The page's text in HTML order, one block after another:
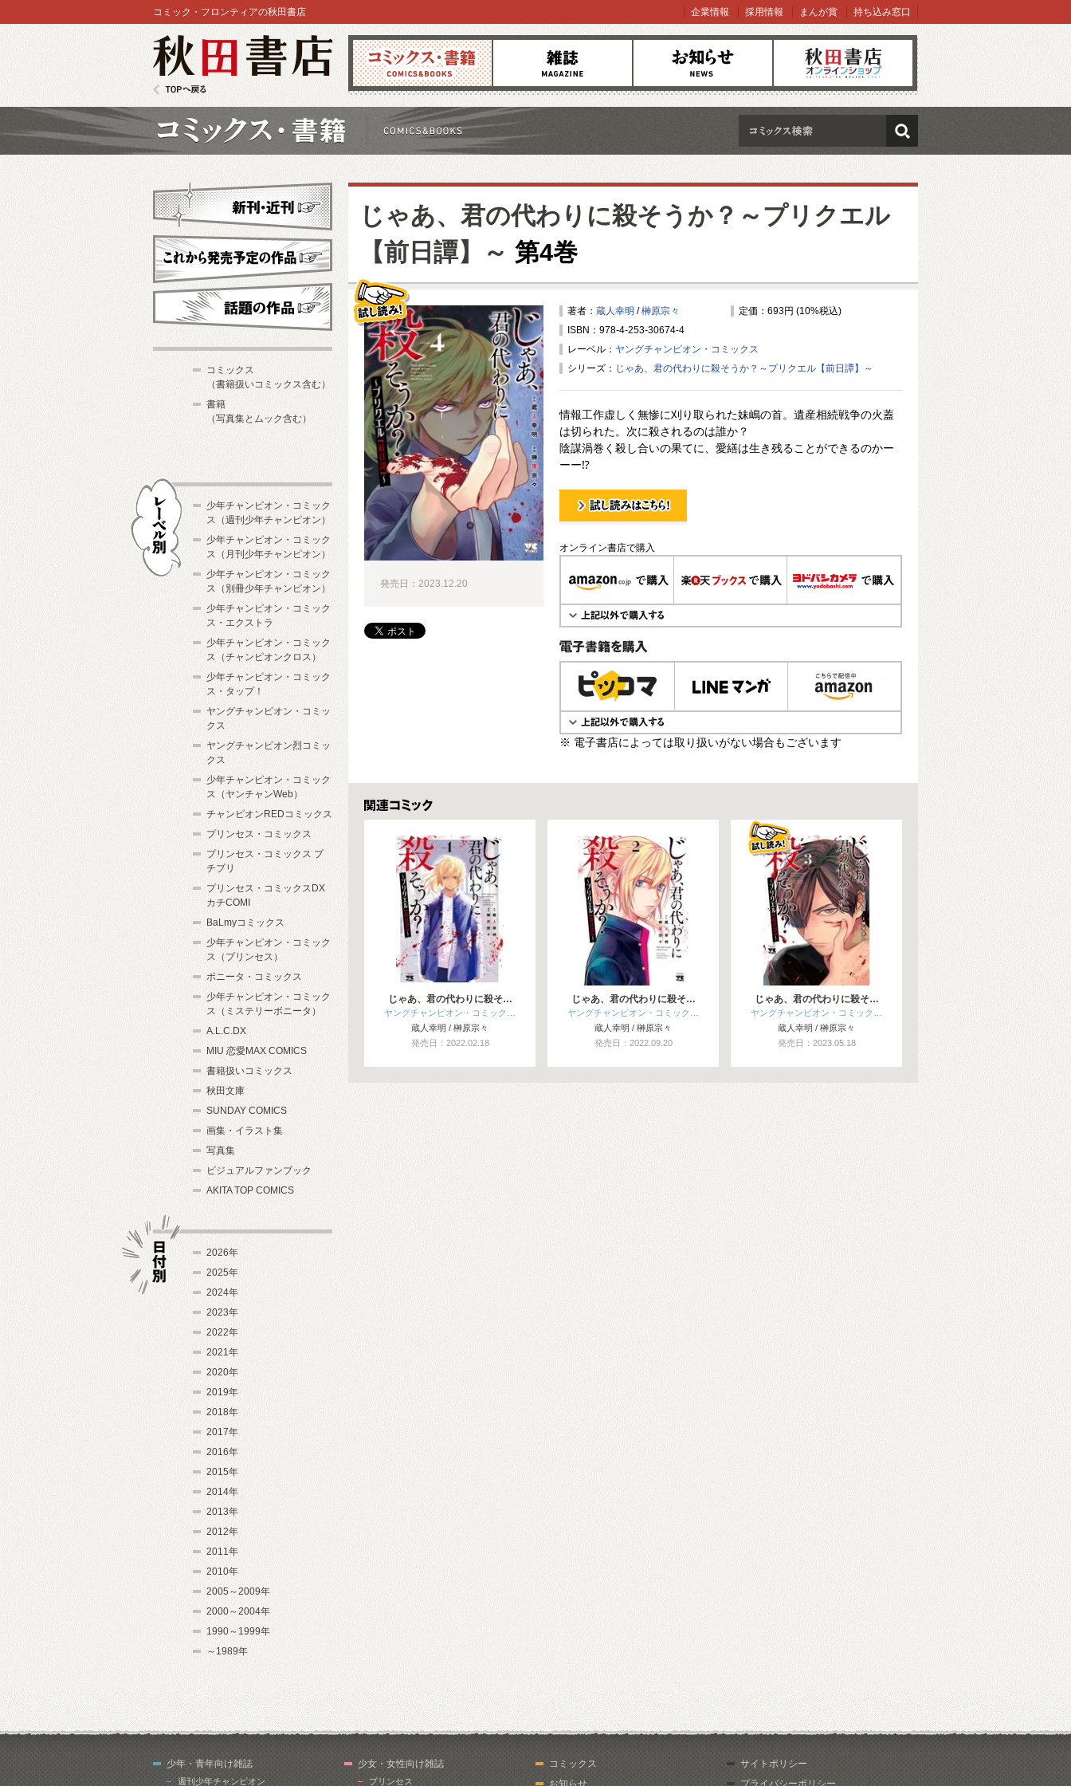
コミックス 雑誌 お知らせ オンラインショップ
コミック・フロンティアの秋田書店 企業情報 採用情報 まんが賞 持ち込み窓口
検索
じゃあ、君の代わりに殺そうか？～プリクエル
【前日譚】～ 第4巻
著者： 蔵人幸明 /榊原宗々
定価：693円 (10%税込)
ISBN：978-4-253-30674-4
レーベル： ヤングチャンピオン・コミックス
シリーズ： じゃあ、君の代わりに殺そうか？～プリクエル【前日譚】～
情報工作虚しく無惨に刈り取られた妹嶋の首。遺産相続戦争の火蓋
は切られた。次に殺されるのは誰か？
陰謀渦巻く殺し合いの果てに、愛繕は生き残ることができるのかー
ーー⁉
試し読み！
オンライン書店で購入
電子書籍で購入
※ 電子書店によっては取り扱いがない場合もございます
発売日：2023.12.20
関連コミックス
じゃあ、君の代わりに殺そ…
ヤングチャンピオン・コミック…
蔵人幸明 / 榊原宗々
発売日：2022.02.18
じゃあ、君の代わりに殺そ…
ヤングチャンピオン・コミック…
蔵人幸明 / 榊原宗々
発売日：2022.09.20
じゃあ、君の代わりに殺そ…
ヤングチャンピオン・コミック…
蔵人幸明 / 榊原宗々
発売日：2023.05.18
新刊・近刊
これから発売予定
コミックス
（書籍扱いコミックス含む）
書籍
（写真集とムック含む）
少年チャンピオン・コミック
ス（週刊少年チャンピオン）
少年チャンピオン・コミック
ス（月刊少年チャンピオン）
少年チャンピオン・コミック
ス（別冊少年チャンピオン）
少年チャンピオン・コミック
ス・エクストラ
少年チャンピオン・コミック
ス（チャンピオンクロス）
少年チャンピオン・コミック
ス・タップ！
ヤングチャンピオン・コミッ
クス
ヤングチャンピオン烈コミッ
クス
少年チャンピオン・コミック
ス（ヤンチャンWeb）
チャンピオンREDコミックス
プリンセス・コミックス
プリンセス・コミックス プ
チプリ
プリンセス・コミックスDX
カチCOMI
BaLmyコミックス
少年チャンピオン・コミック
ス（プリンセス）
ボニータ・コミックス
少年チャンピオン・コミック
ス（ミステリーボニータ）
A.L.C.DX
MIU 恋愛MAX COMICS
書籍扱いコミックス
秋田文庫
SUNDAY COMICS
画集・イラスト集
写真集
ビジュアルファンブック
AKITA TOP COMICS
2026年
2025年
2024年
2023年
2022年
2021年
2020年
2019年
2018年
2017年
2016年
2015年
2014年
2013年
2012年
2011年
2010年
2005～2009年
2000～2004年
1990～1999年
～1989年
少年・青年向け雑誌
週刊少年チャンピオン
少女・女性向け雑誌
プリンセス
コミックス
お知らせ
サイトポリシー
プライバシーポリシー